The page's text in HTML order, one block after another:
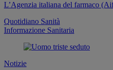
L’Agenzia italiana del farmaco
Quotidiano Sanità
Informazione Sanitaria
Notizie